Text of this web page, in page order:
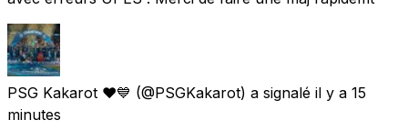
PSG Kakarot ❤️💙 (@PSGKakarot) a signalé il y a 15
minutes